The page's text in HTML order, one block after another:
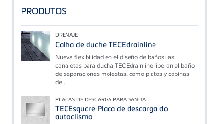
PRODUTOS
DRENAJE
Calha de duche TECEdrainline
Nueva flexibilidad en el diseño de bañosLas
canaletas para ducha TECEdrainline liberan el baño
de separaciones molestas, como platos y cabinas
de...
PLACAS DE DESCARGA PARA SANITA
TECEsquare Placa de descarga do
autoclismo